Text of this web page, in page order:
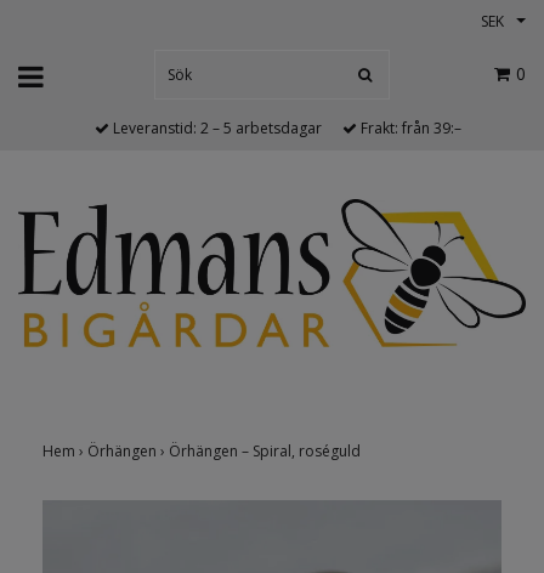
SEK
0
Leveranstid: 2 – 5 arbetsdagar Frakt: från 39:–
Hem › Örhängen › Örhängen – Spiral, roséguld